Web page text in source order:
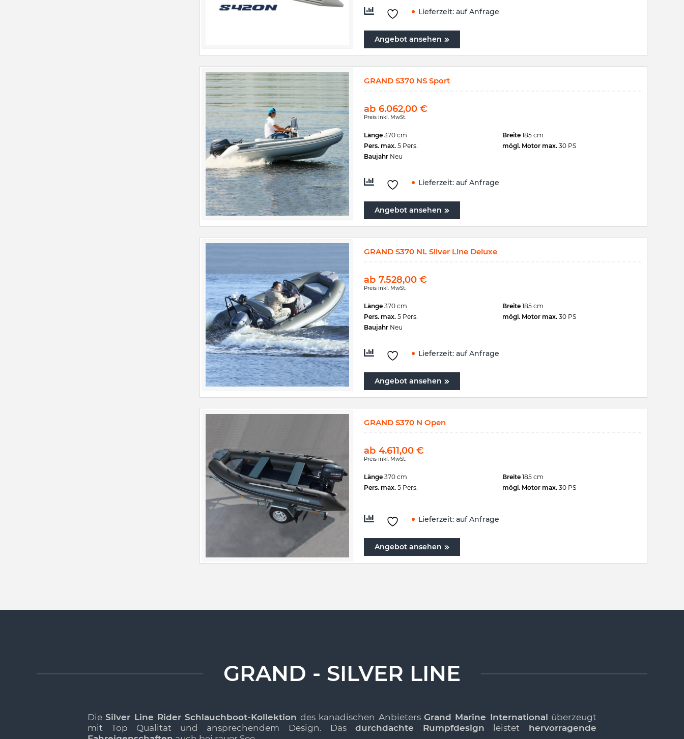
Lieferzeit:auf Anfrage
Angebot ansehen
GRAND S370 NS Sport
ab 6.062,00 €
Preis inkl. MwSt.
Länge 370 cm Breite 185 cm
Pers. max. 5 Pers. mögl. Motor max. 30 PS
Baujahr Neu
Lieferzeit:auf Anfrage
Angebot ansehen
GRAND S370 NL Silver Line Deluxe
ab 7.528,00 €
Preis inkl. MwSt.
Länge 370 cm Breite 185 cm
Pers. max. 5 Pers. mögl. Motor max. 30 PS
Baujahr Neu
Lieferzeit:auf Anfrage
Angebot ansehen
GRAND S370 N Open
ab 4.611,00 €
Preis inkl. MwSt.
Länge 370 cm Breite 185 cm
Pers. max. 5 Pers. mögl. Motor max. 30 PS
Lieferzeit:auf Anfrage
Angebot ansehen
GRAND - SILVER LINE
DieSilver Line Rider Schlauchboot-Kollektion des kanadischen Anbieters Grand Marine International überzeugt
mit Top Qualität und ansprechendem Design. Das durchdachte Rumpfdesign leistethervorragende